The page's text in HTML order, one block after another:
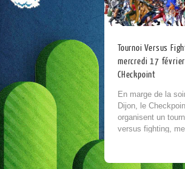
Tournoi Versus
mercredi 17
CHeckpoint
En marge de la
Dijon, le
organisent un
versus fighting,